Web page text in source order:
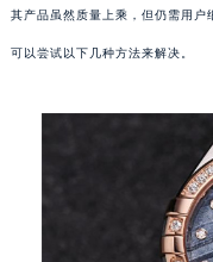
其产品虽然质量上乘，但仍需用户
可以尝试以下几种方法来解决。